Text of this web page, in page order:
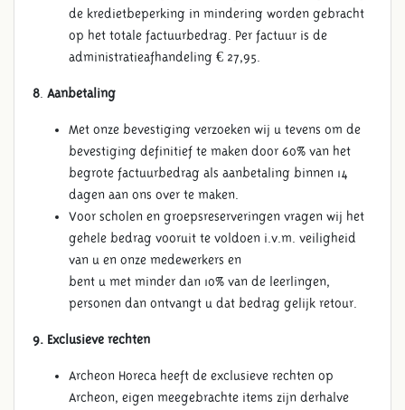
de kredietbeperking in mindering worden gebracht
op het totale factuurbedrag. Per factuur is de
administratieafhandeling € 27,95.
8 Aanbetaling
Met onze bevestiging verzoeken wij u tevens om de
bevestiging definitief te maken door 60% van het
begrote factuurbedrag als aanbetaling binnen 14
dagen aan ons over te maken.
Voor scholen en groepsreserveringen vragen wij het
gehele bedrag vooruit te voldoen i.v.m. veiligheid
van u en onze medewerkers en
bent u met minder dan 10% van de leerlingen,
personen dan ontvangt u dat bedrag gelijk retour.
9. Exclusieve rechten
Archeon Horeca heeft de exclusieve rechten op
Archeon, eigen meegebrachte items zijn derhalve